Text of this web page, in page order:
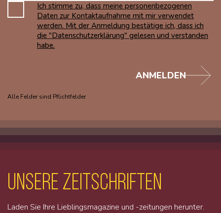
Ich stimme zu, dass meine personenbezogenen
Daten zur Kontaktaufnahme mit mir verwendet
werden. Mit der Anmeldung bestätige ich, dass ich
die "Datenschutzerklärung" gelesen und verstanden
habe.
Alle Felder sind Pflichtfelder
ANMELDEN
unsere Zeitschriften
Laden Sie Ihre Lieblingsmagazine und -zeitungen herunter.